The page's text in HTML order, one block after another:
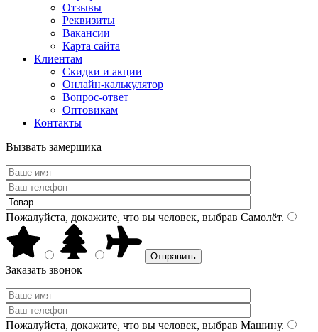
Отзывы
Реквизиты
Вакансии
Карта сайта
Клиентам
Скидки и акции
Онлайн-калькулятор
Вопрос-ответ
Оптовикам
Контакты
Вызвать замерщика
Пожалуйста, докажите, что вы человек, выбрав Самолёт.
Заказать звонок
Пожалуйста, докажите, что вы человек, выбрав Машину.